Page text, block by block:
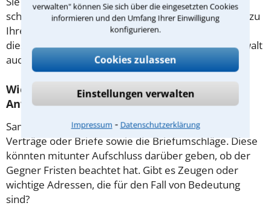
verwalten" können Sie sich über die eingesetzten Cookies
informieren und den Umfang Ihrer Einwilligung
konfigurieren.
Cookies zulassen
Einstellungen verwalten
Impressum ⁃ Datenschutzerklärung
schildern, sodass Sie eine qualifizierte Einschätzung zu
Ihrem Fall und Ihren Erfolgsaussichten erhalten. In
diesem Termin besprechen Sie dann mit Ihrem Anwalt
auch die weitere Vorgehensweise in Ihrem Fall.
Wie sollten sie Sich auf den Termin beim
Anwalt vorbereiten?
Sammeln Sie im Vorfeld alle Unterlagen wie z.B.
Verträge oder Briefe sowie die Briefumschläge. Diese
könnten mitunter Aufschluss darüber geben, ob der
Gegner Fristen beachtet hat. Gibt es Zeugen oder
wichtige Adressen, die für den Fall von Bedeutung
sind?